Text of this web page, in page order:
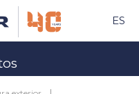
ES